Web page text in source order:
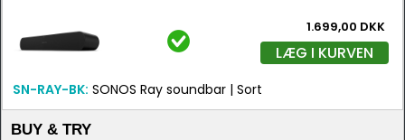
1.699,00 DKK
LÆG I KURVEN
SN-RAY-BK: SONOS Ray soundbar | Sort
BUY & TRY